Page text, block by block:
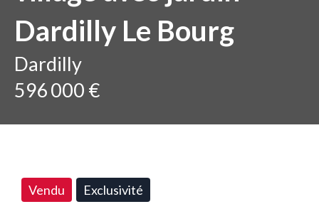
Dardilly Le Bourg
Dardilly
596 000 €
Vendu Exclusivité